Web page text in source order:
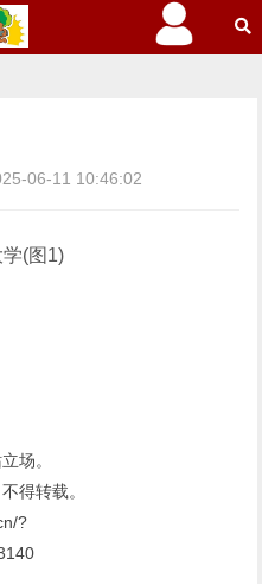
06-11 10:46:02
场。
得转载。
?